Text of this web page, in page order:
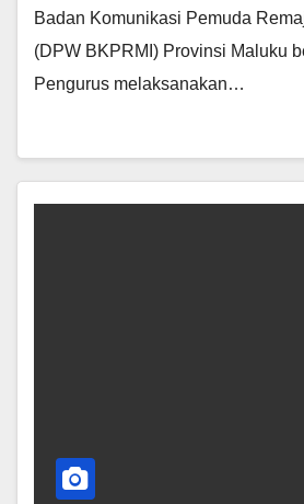
Badan Komunikasi Pemuda
(DPW BKPRMI) Provinsi Maluku
Pengurus melaksanakan…